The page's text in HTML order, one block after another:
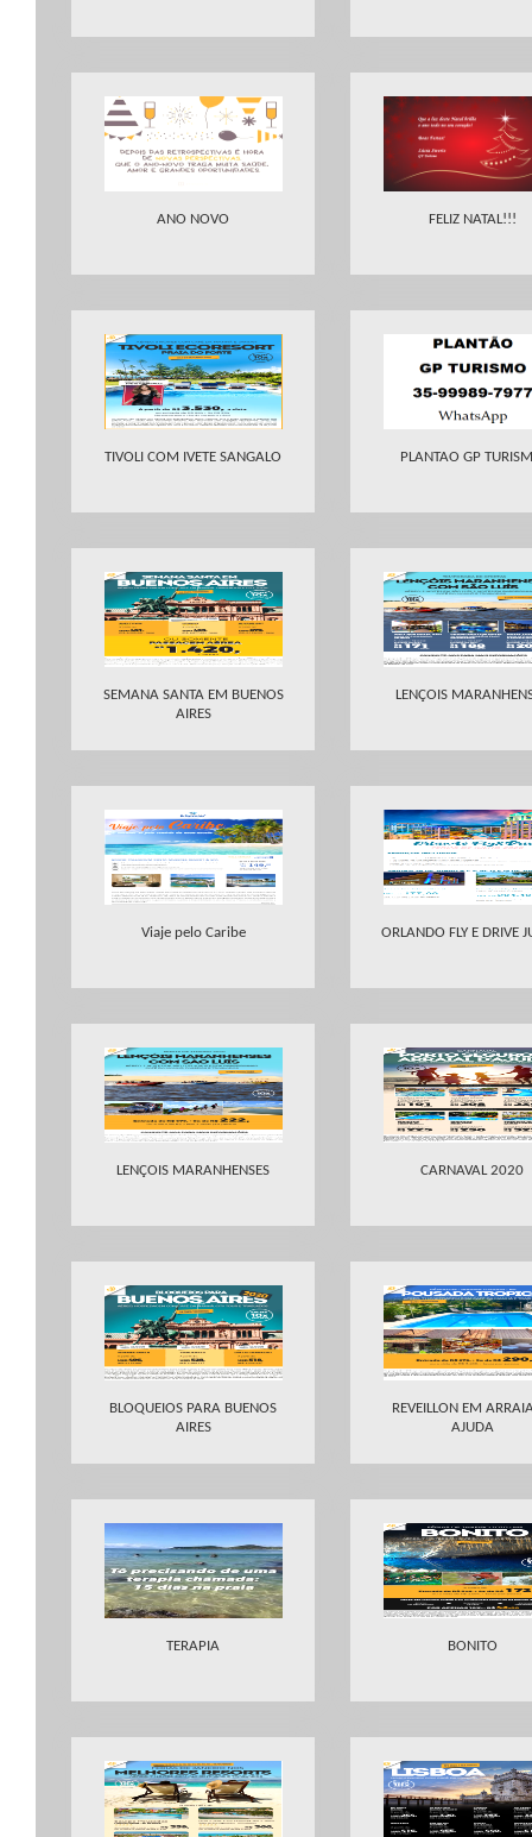
ANO NOVO FELIZ NATAL!!!
TIVOLI COM IVETE SANGALO PLANTAO GP
SEMANA SANTA EM BUENOS
AIRES
LENÇOIS
Viaje pelo Caribe ORLANDO FLY E DRIVE
LENÇOIS MARANHENSES CARNAVAL 2020
BLOQUEIOS PARA BUENOS
AIRES
REVEILLON EM
AJUDA
TERAPIA BONITO